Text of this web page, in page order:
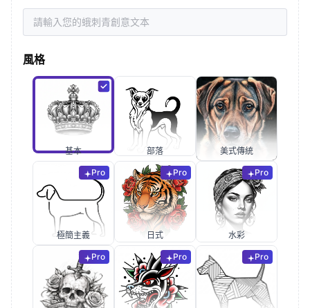
風格
基本 部落 美式傳統
Pro
極簡主義
Pro
日式
Pro
水彩
Pro Pro Pro